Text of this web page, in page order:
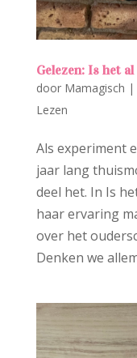
Gelezen: Is het
door Mamagisch |
Lezen
Als experiment
jaar lang
deel het. In Is
haar ervaring
over het
Denken we